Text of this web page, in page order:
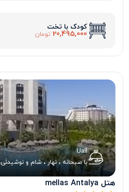
کودک با تخت
20,495,000 تومان
Uall
با صبحانه ، نهار ، شام و نوشیدنی
هتل mellas Antalya